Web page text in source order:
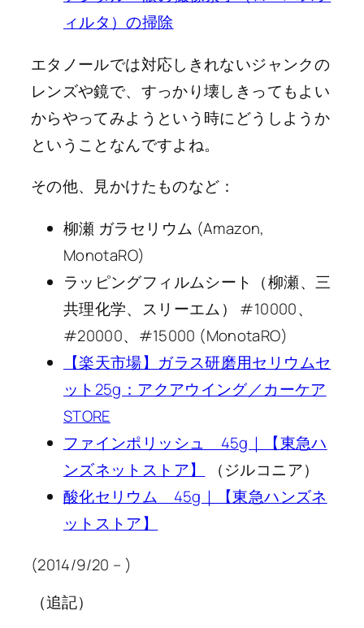
ィルタ）の掃除
エタノールでは対応しきれないジャンクの
レンズや鏡で、すっかり壊しきってもよい
からやってみようという時にどうしようか
ということなんですよね。
その他、見かけたものなど：
柳瀬 ガラセリウム (Amazon,
MonotaRO)
ラッピングフィルムシート（柳瀬、三
共理化学、スリーエム） #10000、
#20000、#15000 (MonotaRO)
【楽天市場】ガラス研磨用セリウムセ
ット25g：アクアウイング／カーケア
STORE
ファインポリッシュ 45g｜【東急ハ
ンズネットストア】
（ジルコニア）
酸化セリウム 45g｜【東急ハンズネ
ットストア】
(2014/9/20 – )
（追記）